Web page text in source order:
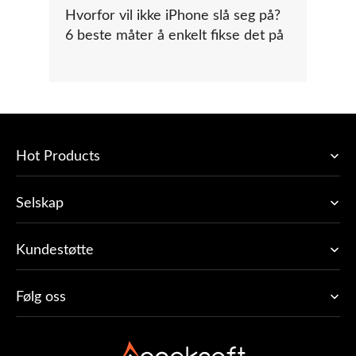
Hvorfor vil ikke iPhone slå seg på?
6 beste måter å enkelt fikse det på
Hot Products
Selskap
Kundestøtte
Følg oss